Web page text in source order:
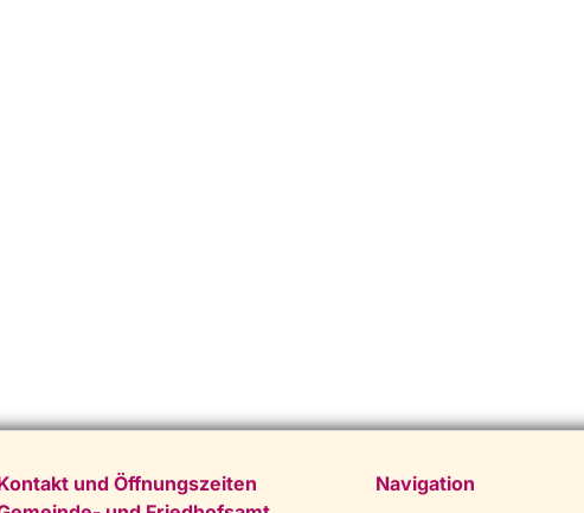
und Öffnungszeiten
Navigation